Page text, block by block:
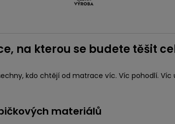
na kterou se budete těšit
kdo chtějí od matrace víc. Víc pohodlí. Víc
materiálů